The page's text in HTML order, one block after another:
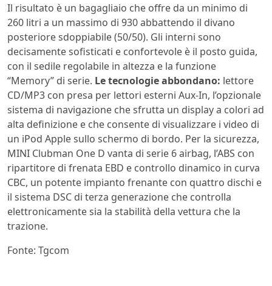
Il risultato è un bagagliaio che offre da un minimo di
260 litri a un massimo di 930 abbattendo il divano
posteriore sdoppiabile (50/50). Gli interni sono
decisamente sofisticati e confortevole è il posto guida,
con il sedile regolabile in altezza e la funzione
“Memory” di serie. Le tecnologie abbondano: lettore
CD/MP3 con presa per lettori esterni Aux-In, l’opzionale
sistema di navigazione che sfrutta un display a colori ad
alta definizione e che consente di visualizzare i video di
un iPod Apple sullo schermo di bordo. Per la sicurezza,
MINI Clubman One D vanta di serie 6 airbag, l’ABS con
ripartitore di frenata EBD e controllo dinamico in curva
CBC, un potente impianto frenante con quattro dischi e
il sistema DSC di terza generazione che controlla
elettronicamente sia la stabilità della vettura che la
trazione.
Fonte: Tgcom